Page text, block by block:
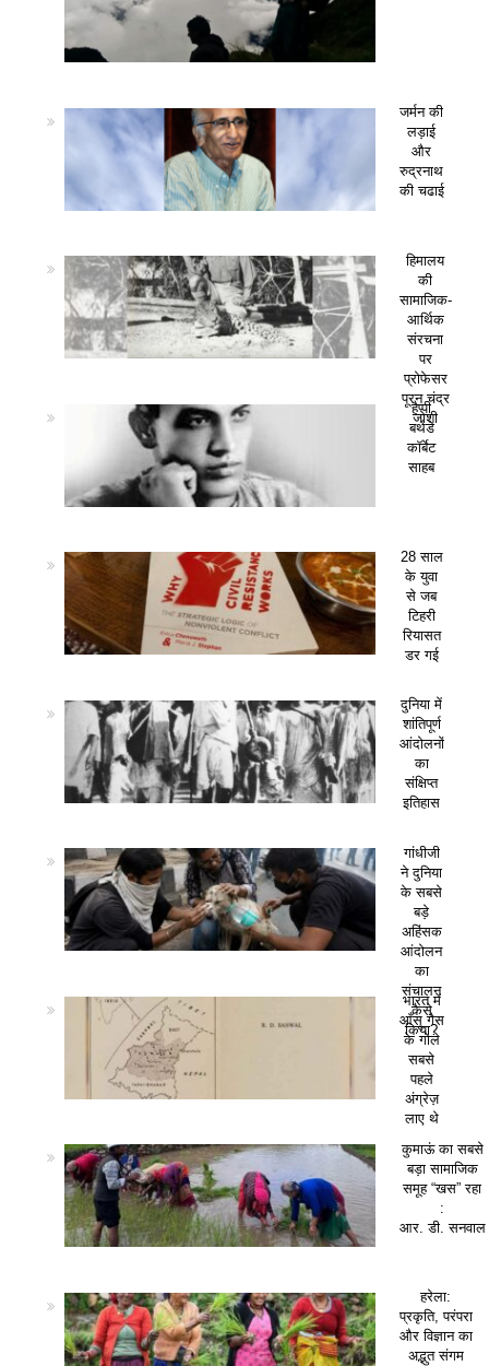
जर्मन की
लड़ाई
और
रुद्रनाथ
की चढाई
हिमालय
की
सामाजिक-
आर्थिक
संरचना
पर
प्रोफेसर
पूरन चंद्र
जोशी
हैप्पी
बर्थडे
कॉर्बेट
साहब
28 साल
के युवा
से जब
टिहरी
रियासत
डर गई
दुनिया में
शांतिपूर्ण
आंदोलनों
का
संक्षिप्त
इतिहास
गांधीजी
ने दुनिया
के सबसे
बड़े
अहिंसक
आंदोलन
का
संचालन
कैसे
किया?
भारत में
आँसू गैस
के गोले
सबसे
पहले
अंग्रेज़
लाए थे
कुमाऊं का सबसे
बड़ा सामाजिक
समूह “खस” रहा
:
आर. डी. सनवाल
हरेला:
प्रकृति, परंपरा
और विज्ञान का
अद्भुत संगम